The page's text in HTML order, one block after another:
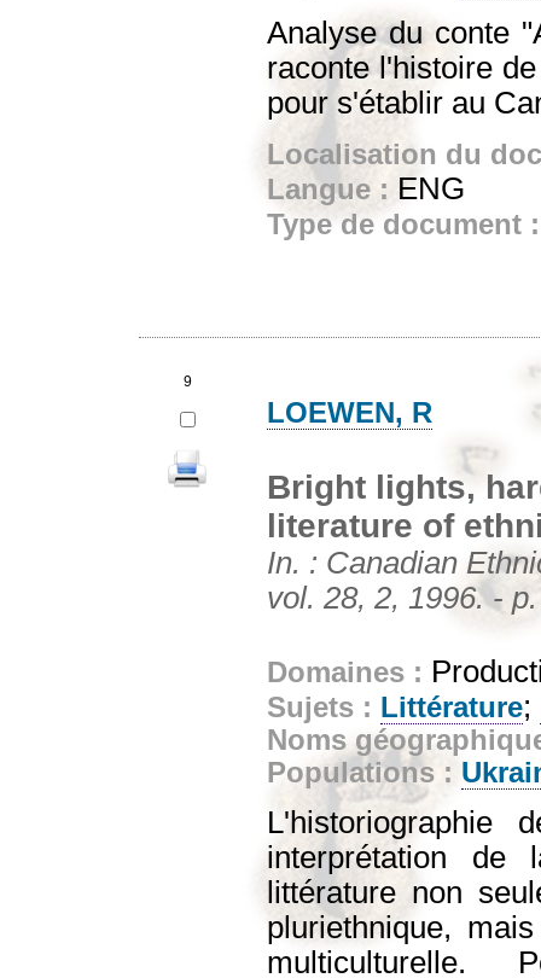
Analyse du conte
raconte l'histoire
pour s'établir au
Localisation du
Langue : ENG
Type de document
9
LOEWEN, R
Bright lights,
literature of
In. : Canadian
vol. 28, 2, 1996. -
Domaines :
Sujets : Littérature;
Noms
Populations :
L'historiographie
interprétation de
littérature non
pluriethnique,